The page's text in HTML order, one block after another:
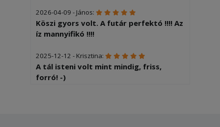
2026-04-09 - János:
Köszi gyors volt. A futár perfektó !!!! Az
íz mannyifikó !!!!
2025-12-12 - Krisztina:
A tál isteni volt mint mindig, friss,
forró! -)